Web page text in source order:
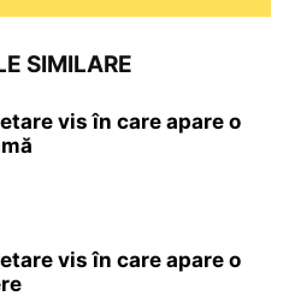
SIMILARE
vis în care apare o
vis în care apare o